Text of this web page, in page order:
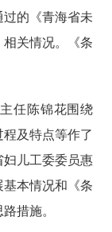
过的《青海省未
相关情况。《条
任陈锦花围绕
程及特点等作了
妇儿工委委员惠
本情况和《条
措施。